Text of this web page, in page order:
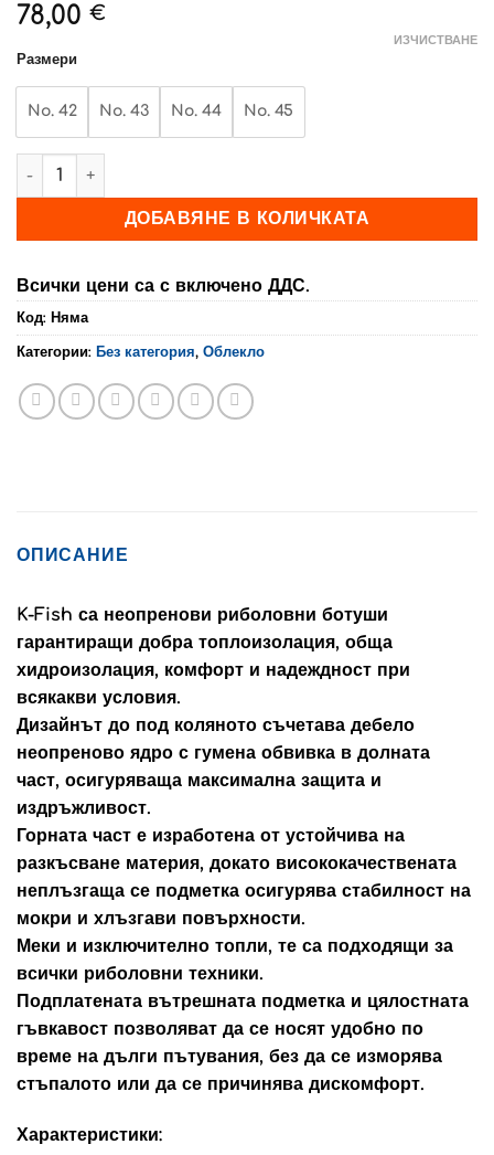
78,00 €
Размери
No. 42 No. 43 No. 44 No. 45
ИЗЧИСТВАНЕ
количество за Къси рибарски ботуши K-Fish
ДОБАВЯНЕ В КОЛИЧКАТА
Всички цени са с включено ДДС.
Код: Няма
Категории: Без категория, Облекло
ОПИСАНИЕ
K-Fish са неопренови риболовни ботуши
гарантиращи добра топлоизолация, обща
хидроизолация, комфорт и надеждност при
всякакви условия.
Дизайнът до под коляното съчетава дебело
неопреново ядро с гумена обвивка в долната
част, осигуряваща максимална защита и
издръжливост.
Горната част е изработена от устойчива на
разкъсване материя, докато висококачествената
неплъзгаща се подметка осигурява стабилност на
мокри и хлъзгави повърхности.
Меки и изключително топли, те са подходящи за
всички риболовни техники.
Подплатената вътрешната подметка и цялостната
гъвкавост позволяват да се носят удобно по
време на дълги пътувания, без да се изморява
стъпалото или да се причинява дискомфорт.
Характеристики: